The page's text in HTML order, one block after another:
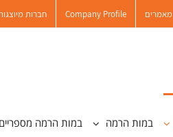
מאמרים Company Profile חברות
במות הרמה במות הרמה מספריים